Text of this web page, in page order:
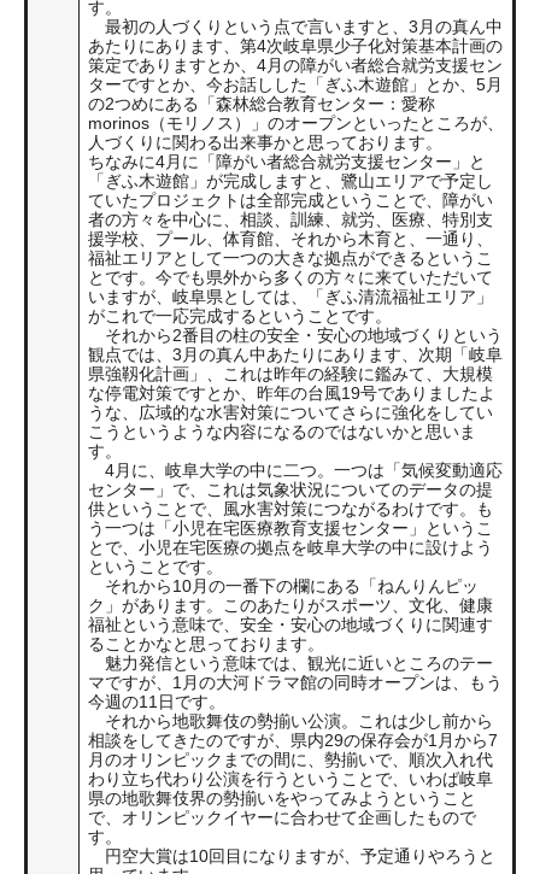
す。
最初の人づくりという点で言いますと、3月の真ん中
あたりにあります、第4次岐阜県少子化対策基本計画の
策定でありますとか、4月の障がい者総合就労支援セン
ターですとか、今お話しした「ぎふ木遊館」とか、5月
の2つめにある「森林総合教育センター：愛称
morinos（モリノス）」のオープンといったところが、
人づくりに関わる出来事かと思っております。
ちなみに4月に「障がい者総合就労支援センター」と
「ぎふ木遊館」が完成しますと、鷺山エリアで予定し
ていたプロジェクトは全部完成ということで、障がい
者の方々を中心に、相談、訓練、就労、医療、特別支
援学校、プール、体育館、それから木育と、一通り、
福祉エリアとして一つの大きな拠点ができるというこ
とです。今でも県外から多くの方々に来ていただいて
いますが、岐阜県としては、「ぎふ清流福祉エリア」
がこれで一応完成するということです。
それから2番目の柱の安全・安心の地域づくりという
観点では、3月の真ん中あたりにあります、次期「岐阜
県強靱化計画」、これは昨年の経験に鑑みて、大規模
な停電対策ですとか、昨年の台風19号でありましたよ
うな、広域的な水害対策についてさらに強化をしてい
こうというような内容になるのではないかと思いま
す。
4月に、岐阜大学の中に二つ。一つは「気候変動適応
センター」で、これは気象状況についてのデータの提
供ということで、風水害対策につながるわけです。も
う一つは「小児在宅医療教育支援センター」というこ
とで、小児在宅医療の拠点を岐阜大学の中に設けよう
ということです。
それから10月の一番下の欄にある「ねんりんピッ
ク」があります。このあたりがスポーツ、文化、健康
福祉という意味で、安全・安心の地域づくりに関連す
ることかなと思っております。
魅力発信という意味では、観光に近いところのテー
マですが、1月の大河ドラマ館の同時オープンは、もう
今週の11日です。
それから地歌舞伎の勢揃い公演。これは少し前から
相談をしてきたのですが、県内29の保存会が1月から7
月のオリンピックまでの間に、勢揃いで、順次入れ代
わり立ち代わり公演を行うということで、いわば岐阜
県の地歌舞伎界の勢揃いをやってみようということ
で、オリンピックイヤーに合わせて企画したもので
す。
円空大賞は10回目になりますが、予定通りやろうと